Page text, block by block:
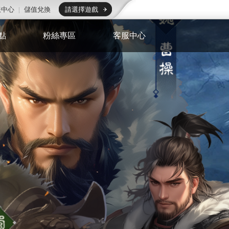
心 | 儲值兌換 請選擇遊戲
粉絲專區 客服中心